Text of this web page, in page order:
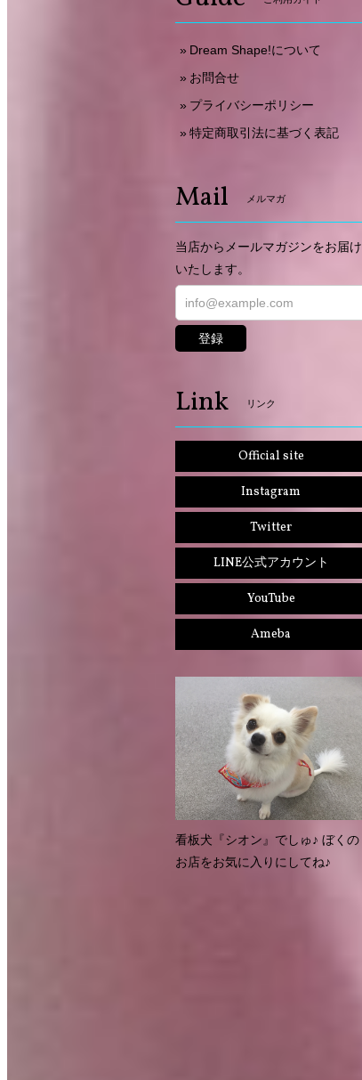
Dream Shape!について
お問合せ
プライバシーポリシー
特定商取引法に基づく表記
Mail メルマガ
当店からメールマガジンをお届け
いたします。
登録
Link リンク
Official site
Instagram
Twitter
LINE公式アカウント
YouTube
Ameba
看板犬『シオン』でしゅ♪ ぼくの
お店をお気に入りにしてね♪